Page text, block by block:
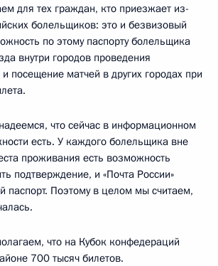
для тех граждан, кто приезжает из-
болельщиков: это и безвизовый
по этому паспорту болельщика
внутри городов проведения
посещение матчей в других городах при
что сейчас в информационном
есть. У каждого болельщика вне
проживания есть возможность
подтверждение, и «Почта России»
паспорт. Поэтому в целом мы считаем,
что на Кубок конфедераций
700 тысяч билетов.